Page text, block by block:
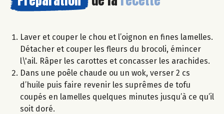
Laver et couper le chou et l’oignon en fines lamelles.
Détacher et couper les fleurs du brocoli, émincer
l\'ail. Râper les carottes et concasser les arachides.
Dans une poêle chaude ou un wok, verser 2 cs
d’huile puis faire revenir les suprêmes de tofu
coupés en lamelles quelques minutes jusqu’à ce qu’il
soit doré.